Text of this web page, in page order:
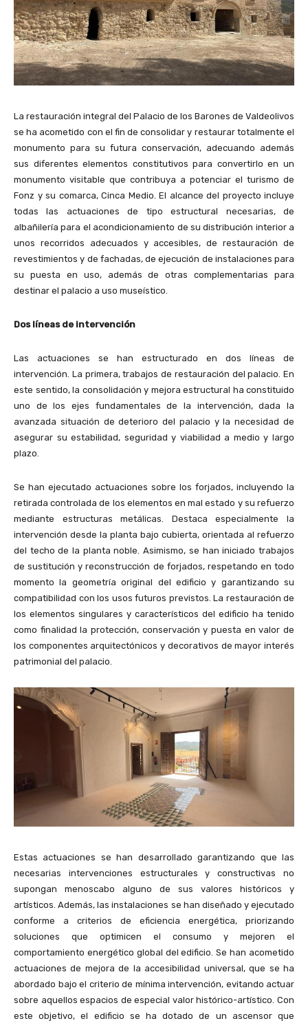
La restauración integral del Palacio de los Barones de Valdeolivos
se ha acometido con el fin de consolidar y restaurar totalmente el
monumento para su futura conservación, adecuando además
sus diferentes elementos constitutivos para convertirlo en un
monumento visitable que contribuya a potenciar el turismo de
Fonz y su comarca, Cinca Medio. El alcance del proyecto incluye
todas las actuaciones de tipo estructural necesarias, de
albañilería para el acondicionamiento de su distribución interior a
unos recorridos adecuados y accesibles, de restauración de
revestimientos y de fachadas, de ejecución de instalaciones para
su puesta en uso, además de otras complementarias para
destinar el palacio a uso museístico.
Dos líneas de intervención
Las actuaciones se han estructurado en dos líneas de
intervención. La primera, trabajos de restauración del palacio. En
este sentido, la consolidación y mejora estructural ha constituido
uno de los ejes fundamentales de la intervención, dada la
avanzada situación de deterioro del palacio y la necesidad de
asegurar su estabilidad, seguridad y viabilidad a medio y largo
plazo.
Se han ejecutado actuaciones sobre los forjados, incluyendo la
retirada controlada de los elementos en mal estado y su refuerzo
mediante estructuras metálicas. Destaca especialmente la
intervención desde la planta bajo cubierta, orientada al refuerzo
del techo de la planta noble. Asimismo, se han iniciado trabajos
de sustitución y reconstrucción de forjados, respetando en todo
momento la geometría original del edificio y garantizando su
compatibilidad con los usos futuros previstos. La restauración de
los elementos singulares y característicos del edificio ha tenido
como finalidad la protección, conservación y puesta en valor de
los componentes arquitectónicos y decorativos de mayor interés
patrimonial del palacio.
Estas actuaciones se han desarrollado garantizando que las
necesarias intervenciones estructurales y constructivas no
supongan menoscabo alguno de sus valores históricos y
artísticos. Además, las instalaciones se han diseñado y ejecutado
conforme a criterios de eficiencia energética, priorizando
soluciones que optimicen el consumo y mejoren el
comportamiento energético global del edificio. Se han acometido
actuaciones de mejora de la accesibilidad universal, que se ha
abordado bajo el criterio de mínima intervención, evitando actuar
sobre aquellos espacios de especial valor histórico-artístico. Con
este objetivo, el edificio se ha dotado de un ascensor que